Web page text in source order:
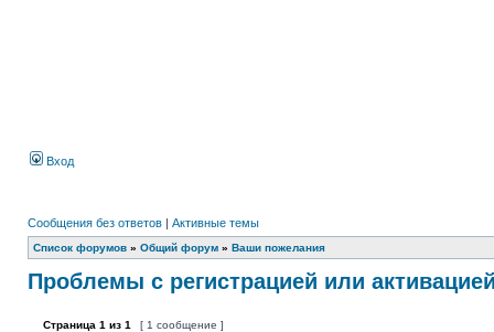
Вход
Сообщения без ответов | Активные темы
Список форумов » Общий форум » Ваши пожелания
Проблемы с регистрацией или
Страница 1 из 1 [ 1 сообщение ]